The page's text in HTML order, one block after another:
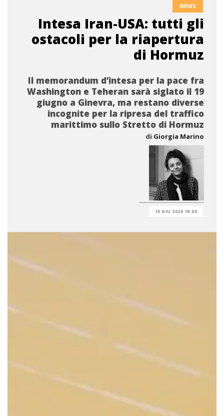
NEWS
Intesa Iran-USA: tutti gli
ostacoli per la riapertura
di Hormuz
Il memorandum d’intesa per la pace fra
Washington e Teheran sarà siglato il 19
giugno a Ginevra, ma restano diverse
incognite per la ripresa del traffico
marittimo sullo Stretto di Hormuz
di Giorgia Marino
15 GIU 2026 18:00